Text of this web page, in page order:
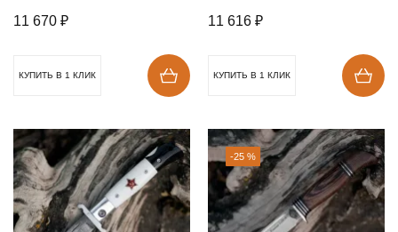
11 670 ₽
КУПИТЬ В 1 КЛИК
11 616 ₽
КУПИТЬ В 1 КЛИК
-25 %